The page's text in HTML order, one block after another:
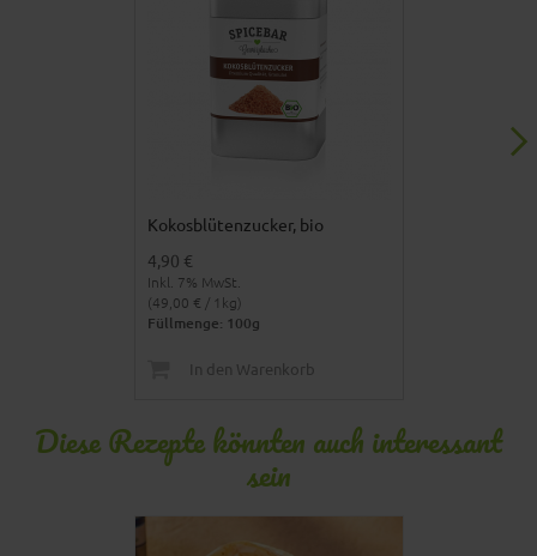
Kokosblütenzucker, bio
4,90 €
Inkl. 7% MwSt.
(49,00 € / 1kg)
Füllmenge: 100g
In den Warenkorb
Diese Rezepte könnten auch interessant
sein